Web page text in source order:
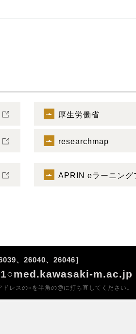
厚生労働省
researchmap
APRIN eラーニン
、26040、26046］
m.ac.jp
レスの○を半角の@に打ち直してください。